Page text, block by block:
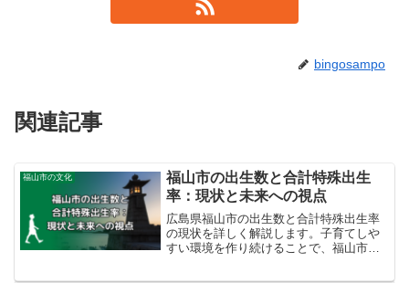
bingosampo
関連記事
福山市の文化
福山市の出生数と合計特殊出生
率：現状と未来への視点
広島県福山市の出生数と合計特殊出生率
の現状を詳しく解説します。子育てしや
すい環境を作り続けることで、福山市の